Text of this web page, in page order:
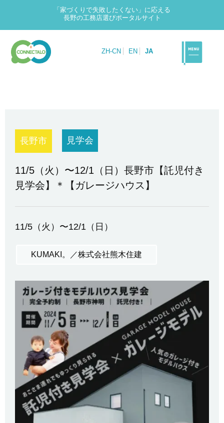
「家づくりで失敗したくない」に応える
長野の工務店選びポータルサイト
ZH-CN EN JA
長野市 見学会
11/5（火）〜12/1（日）長野市【託児付き
見学会】＊【ガレージハウス】
11/5（火）〜12/1（日）
KUMAKI。／株式会社熊木住建